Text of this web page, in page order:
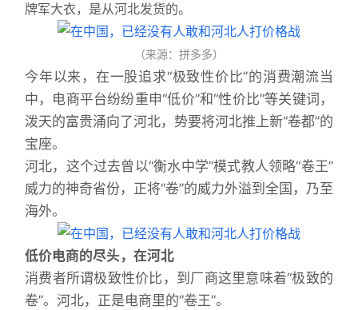
牌军大衣，是从河北发货的。
（来源：拼多多）
今年以来，在一股追求“极致性价比”的消费潮流当
中，电商平台纷纷重申“低价”和“性价比”等关键词，
泼天的富贵涌向了河北，势要将河北推上新“卷都”的
宝座。
河北，这个过去曾以“衡水中学”模式教人领略“卷王”
威力的神奇省份，正将“卷”的威力外溢到全国，乃至
海外。
低价电商的尽头，在河北
消费者所谓极致性价比，到厂商这里意味着“极致的
卷”。河北，正是电商里的”卷王”。